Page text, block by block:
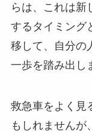
らは、これは新
するタイミング
移して、自分の
一歩を踏み出し
救急車をよく見
もしれませんが